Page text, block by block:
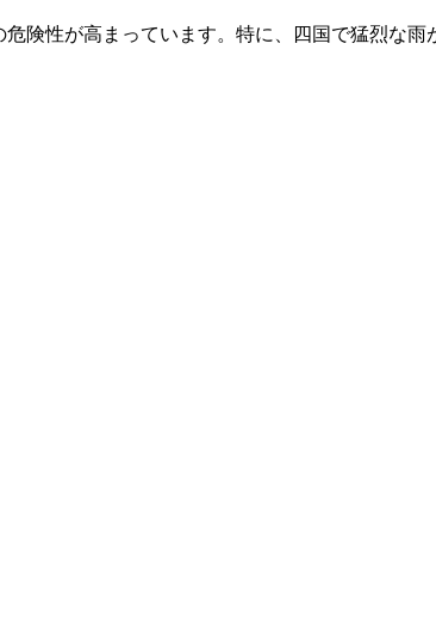
険性が高まっています。特に、四国で猛烈な雨